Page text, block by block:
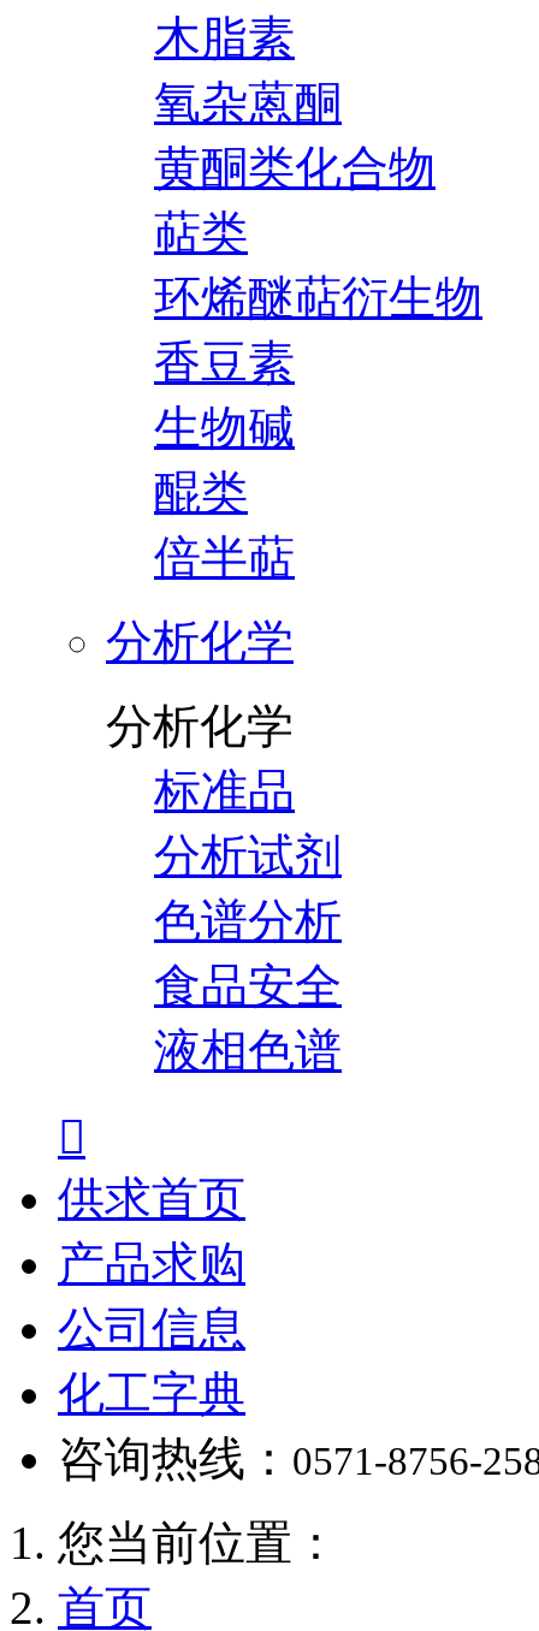
木脂素
氧杂蒽酮
黄酮类化合物
萜类
环烯醚萜衍生物
香豆素
生物碱
醌类
倍半萜
分析化学
分析化学
标准品
分析试剂
色谱分析
食品安全
液相色谱

供求首页
产品求购
公司信息
化工字典
咨询热线： 0571-8756-
您当前位置：
首页